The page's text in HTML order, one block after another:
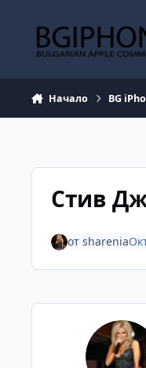
Начало BG
Стив
от sharenia